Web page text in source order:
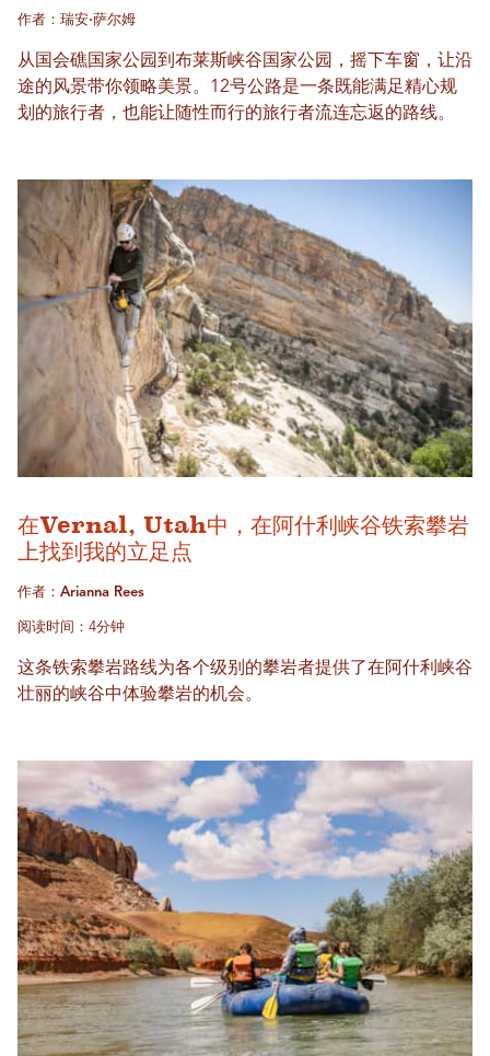
作者：瑞安·萨尔姆
从国会礁国家公园到布莱斯峡谷国家公园，摇下车窗，让沿
途的风景带你领略美景。12号公路是一条既能满足精心规
划的旅行者，也能让随性而行的旅行者流连忘返的路线。
在Vernal, Utah中，在阿什利峡谷铁索攀岩
上找到我的立足点
作者：Arianna Rees
阅读时间：4分钟
这条铁索攀岩路线为各个级别的攀岩者提供了在阿什利峡谷
壮丽的峡谷中体验攀岩的机会。